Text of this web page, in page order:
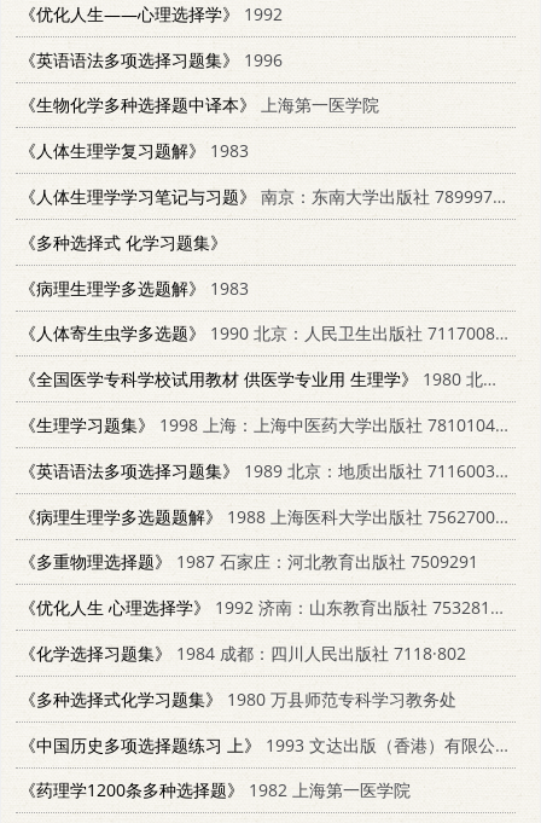
《优化人生——心理选择学》
1992
《英语语法多项选择习题集》
1996
《生物化学多种选择题中译本》
上海第一医学院
《人体生理学复习题解》
1983
《人体生理学学习笔记与习题》
南京：东南大学出版社 789997593X
《多种选择式 化学习题集》
《病理生理学多选题解》 1983
《人体寄生虫学多选题》
1990 北京：人民卫生出版社 711700875X
《全国医学专科学校试用教材 供医学专业用 生理学》
1980 北京：人民卫生出版社
《生理学习题集》
1998 上海：上海中医药大学出版社 7810104241
《英语语法多项选择习题集》
1989 北京：地质出版社 7116003479
《病理生理学多选题题解》
1988 上海医科大学出版社 7562700028
《多重物理选择题》
1987 石家庄：河北教育出版社 7509291
《优化人生 心理选择学》
1992 济南：山东教育出版社 7532813576
《化学选择习题集》
1984 成都：四川人民出版社 7118·802
《多种选择式化学习题集》
1980 万县师范专科学习教务处
《中国历史多项选择题练习 上》
1993 文达出版（香港）有限公司 9623423136
《药理学1200条多种选择题》
1982 上海第一医学院